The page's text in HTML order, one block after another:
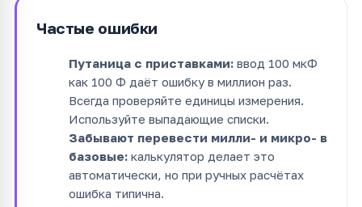
Частые ошибки
Путаница с приставками: ввод 100 мкФ
как 100 Ф даёт ошибку в миллион раз.
Всегда проверяйте единицы измерения.
Используйте выпадающие списки.
Забывают перевести милли- и микро- в
базовые: калькулятор делает это
автоматически, но при ручных расчётах
ошибка типична.